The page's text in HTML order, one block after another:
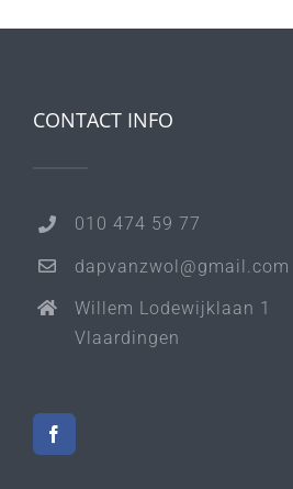
CONTACT INFO
010 474 59 77
dapvanzwol@gmail.com
Willem Lodewijklaan 1
Vlaardingen